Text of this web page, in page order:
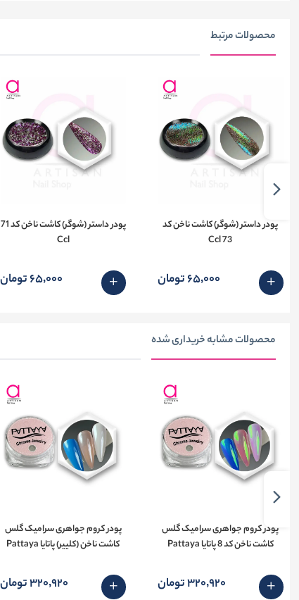
محصولات مرتبط
پودر داستر (شوگر) کاشت ناخن کد
73 Ccl
65٬000 تومان
پودر داستر (شوگر) کاشت ناخن کد 71
Ccl
65٬000 تومان
محصولات مشابه خریداری شده
پودر کروم جواهری سرامیک گلس
کاشت ناخن کد 8 پاتایا Pattaya
320٬920 تومان
پودر کروم جواهری سرامیک گلس
کاشت ناخن (کلییر) پاتایا Pattaya
320٬920 تومان